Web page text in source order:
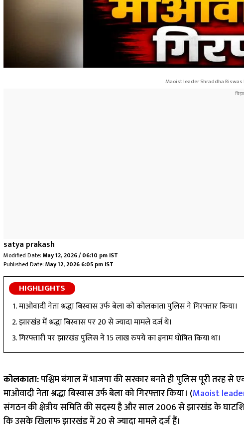
Maoist leader Shraddha Biswas
satya prakash
Modified Date: May 12, 2026 / 06:10 pm IST
Published Date: May 12, 2026 6:05 pm IST
HIGHLIGHTS
माओवादी नेता श्रद्धा बिस्वास उर्फ बेला को कोलकाता पुलिस ने गिरफ्तार किया।
झारखंड में श्रद्धा बिस्वास पर 20 से ज्यादा मामले दर्ज थे।
गिरफ्तारी पर झारखंड पुलिस ने 15 लाख रुपये का इनाम घोषित किया था।
कोलकाता:पश्चिम बंगाल में भाजपा की सरकार बनते ही पुलिस पूरी तरह
माओवादी नेता श्रद्धा बिस्वास उर्फ बेला को गिरफ्तार किया। (Maoist
संगठन की क्षेत्रीय समिति की सदस्य है और साल 2006 से झारखंड के
कि उसके खिलाफ झारखंड में 20 से ज्यादा मामले दर्ज हैं।